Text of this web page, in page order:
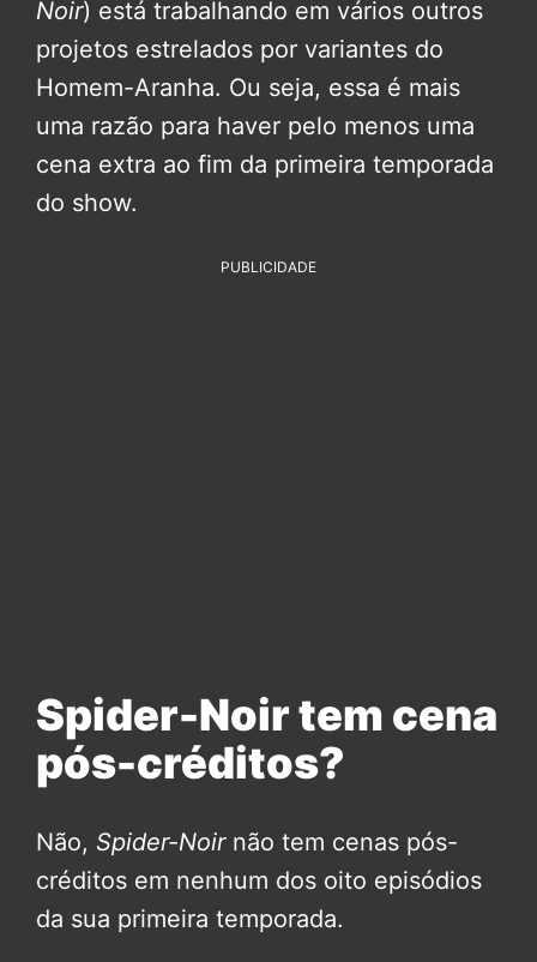
Noir) está trabalhando em vários outros
projetos estrelados por variantes do
Homem-Aranha. Ou seja, essa é mais
uma razão para haver pelo menos uma
cena extra ao fim da primeira temporada
do show.
PUBLICIDADE
Spider-Noir tem cena
pós-créditos?
Não, Spider-Noirnão tem cenas pós-
créditos em nenhum dos oito episódios
da sua primeira temporada.